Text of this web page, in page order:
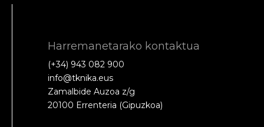
Harremanetarako kontaktua
(+34) 943 082 900
info@tknika.eus
Zamalbide Auzoa z/g
20100 Errenteria (Gipuzkoa)